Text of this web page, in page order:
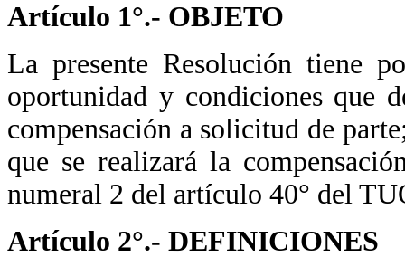
Artículo 1°.- OBJETO
La presente Resolución tiene
oportunidad y condiciones que
compensación a solicitud de
que se realizará la
numeral 2 del artículo 40° del
Artículo 2°.- DEFINICIONES